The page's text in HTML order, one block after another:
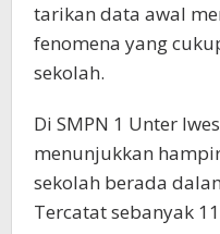
tarikan data awal
fenomena yang
sekolah.
Di SMPN 1 Unter
menunjukkan
sekolah berada
Tercatat sebanyak